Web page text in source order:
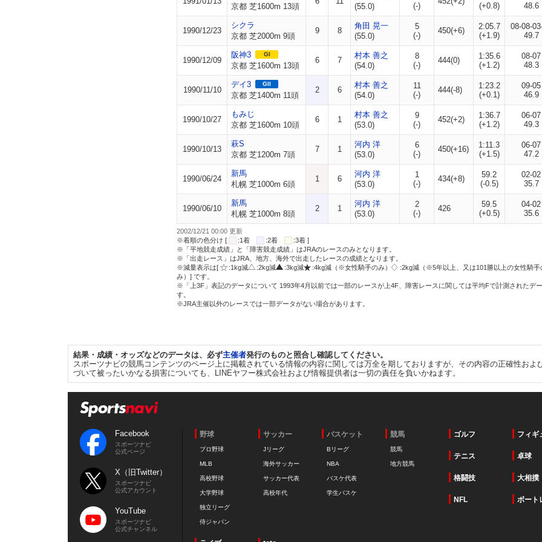
京都 芝1600m 13頭
(55.0)
(-)
(+0.8)
48.6
1990/12/23
シクラ
京都 芝2000m 9頭
9 8
角田 晃一
(55.0)
5
(-)
450(+6)
2:05.7
(+1.9)
08-08-
49.7
1990/12/09
阪神3 GI
京都 芝1600m 13頭
6 7
村本 善之
(54.0)
8
(-)
444(0)
1:35.6
(+1.2)
08-07
48.3
1990/11/10
デイ3 GII
京都 芝1400m 11頭
2 6
村本 善之
(54.0)
11
(-)
444(-8)
1:23.2
(+0.1)
09-05
46.9
1990/10/27
もみじ
京都 芝1600m 10頭
6 1
村本 善之
(53.0)
9
(-)
452(+2)
1:36.7
(+1.2)
06-07
49.3
1990/10/13
萩S
京都 芝1200m 7頭
7 1
河内 洋
(53.0)
6
(-)
450(+16)
1:11.3
(+1.5)
06-07
47.2
1990/06/24
新馬
札幌 芝1000m 6頭
1 6
河内 洋
(53.0)
1
(-)
434(+8)
59.2
(-0.5)
02-02
35.7
1990/06/10
新馬
札幌 芝1000m 8頭
2 1
河内 洋
(53.0)
2
(-)
426
59.5
(+0.5)
04-02
35.6
2002/12/21 00:00 更新
※着順の色分け [
:1着 :2着
:3着 ]
※「平地競走成績」と「障害競走成績」はJRAのレースのみとなります。
※「出走レース」はJRA、地方、海外で出走したレースの成績となります。
※減量表示は[
:1kg減 :2kg減 :3kg減 :4kg減（※女性騎手のみ）
:2kg減（※5年以上、又は101勝以上の女性騎手
み）] です。
※「上3F」表記のデータについて 1993年4月以前では一部のレースが上4F、障害レースに関しては平均Fで計測されたデ
す。
※JRA主催以外のレースでは一部データがない場合があります。
結果・成績・オッズなどのデータは、必ず主催者発行のものと照合し確認してください。
スポーツナビの競馬コンテンツのページ上に掲載されている情報の内容に関しては万全を期しておりますが、その内容の正確性お
づいて被ったいかなる損害についても、LINEヤフー株式会社および情報提供者は一切の責任を負いかねます。
Facebook
スポーツナビ
公式ページ
X（旧Twitter）
スポーツナビ
公式アカウント
YouTube
スポーツナビ
公式チャンネル
野球
プロ野球
MLB
高校野球
大学野球
独立リーグ
侍ジャパン
サッカー
Jリーグ
海外サッカー
サッカー代表
高校年代
バスケット
Bリーグ
NBA
バスケ代表
学生バスケ
競馬
競馬
地方競馬
ゴルフ フィギ
テニス 卓球
格闘技 大相撲
NFL ボート